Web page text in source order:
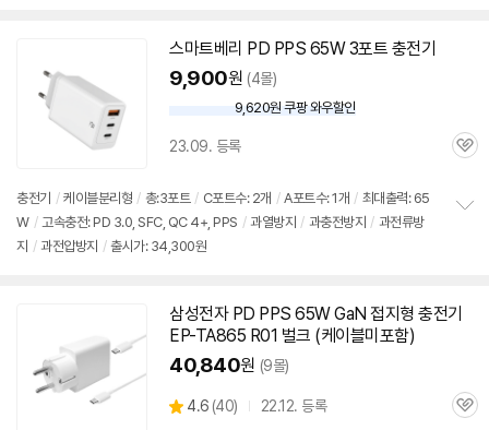
스마트베리 PD PPS 65W3포트 충전기
9,900원 (4몰)
할
9,620원 쿠팡 와우할인
23.09. 등록
관
충전기 / 케이블분리형 / 총:3포트 / C포트수: 2개 / A포트수: 1개 / 최대출력: 65
W / 고속충전: PD 3.0, SFC, QC 4+, PPS / 과열방지 / 과충전방지 / 과전류방
지 / 과전압방지 / 출시가: 34,300원
삼성전자 PD PPS 65WGaN 접지형 충전기
EP-TA865 R01 벌크 (케이블미포함)
40,840원 (9몰)
별
4.6 (상
40) 22.12. 등록
관